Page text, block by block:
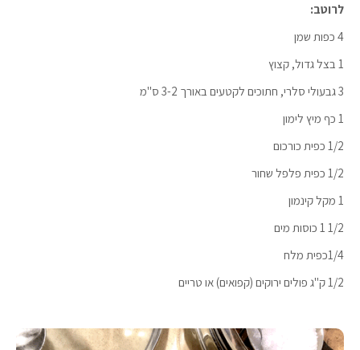
לרוטב:
4 כפות שמן
1 בצל גדול, קצוץ
3 גבעולי סלרי, חתוכים לקטעים באורך 3-2 ס"מ
1 כף מיץ לימון
1/2 כפית כורכום
1/2 כפית פלפל שחור
1 מקל קינמון
1/2 1 כוסות מים
1/4כפית מלח
1/2 ק"ג פולים ירוקים (קפואים) או טריים